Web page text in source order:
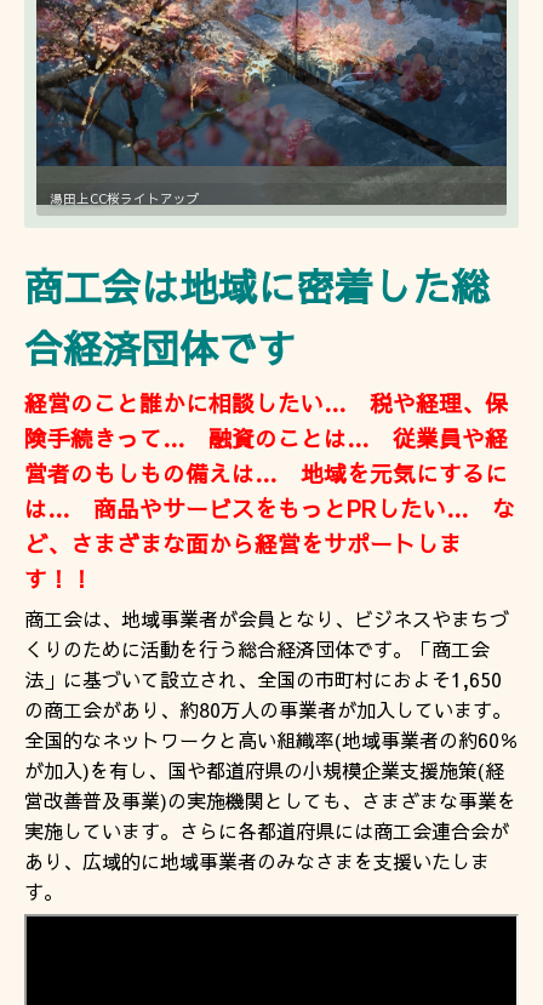
梅林公園
湯田上CC桜ライトアップ
商工会は地域に密着した総
合経済団体です
経営のこと誰かに相談したい… 税や経理、保
険手続きって… 融資のことは… 従業員や経
営者のもしもの備えは… 地域を元気にするに
は… 商品やサービスをもっとPRしたい… な
ど、さまざまな面から経営をサポートしま
す！！
商工会は、地域事業者が会員となり、ビジネスやまちづ
くりのために活動を行う総合経済団体です。「商工会
法」に基づいて設立され、全国の市町村におよそ1,650
の商工会があり、約80万人の事業者が加入しています。
全国的なネットワークと高い組織率(地域事業者の約60％
が加入)を有し、国や都道府県の小規模企業支援施策(経
営改善普及事業)の実施機関としても、さまざまな事業を
実施しています。さらに各都道府県には商工会連合会が
あり、広域的に地域事業者のみなさまを支援いたしま
す。